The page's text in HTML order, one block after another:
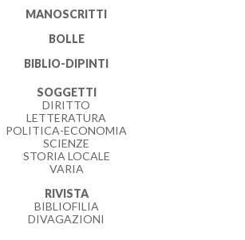
MANOSCRITTI
BOLLE
BIBLIO-DIPINTI
SOGGETTI
DIRITTO
LETTERATURA
POLITICA-ECONOMIA
SCIENZE
STORIA LOCALE
VARIA
RIVISTA
BIBLIOFILIA
DIVAGAZIONI